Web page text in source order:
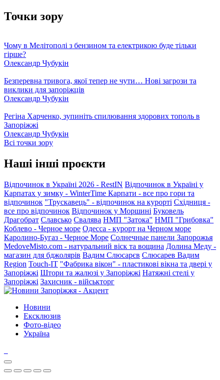
Точки зору
Чому в Мелітополі з бензином та електрикою буде тільки
гірше?
Олександр Чубукін
Безперевна тривога, якої тепер не чути… Нові загрози та
виклики для запоріжців
Олександр Чубукін
Регіна Харченко, зупиніть спилювання здорових тополь в
Запоріжжі
Олександр Чубукін
Всі точки зору
Наші інші проєкти
Відпочинок в Україні 2026 - RestIN Відпочинок в Україні у
Карпатах у зимку - WinterTime Карпати - все про гори та
відпочинок "Трускавець" - відпочинок на курорті Східниця -
все про відпочинок Відпочинок у Моршині Буковель
Драгобрат Славсько Свалява НМП "Затока" НМП "Грибовка"
Коблево - Черное море Одесса - курорт на Черном море
Каролино-Бугаз - Черное Море Солнечные панели Запорожья
MedoveMisto.com - натуральний віск та вощина Долина Меду -
магазин для бджолярів Вадим Слюсарєв Слюсарев Вадим
Region Touch-IT "Фабрика вікон" - пластикові вікна та двері у
Запоріжжі Штори та жалюзі у Запоріжжі Натяжні стелі у
Запоріжжі Захисник - військторг
Новини
Ексклюзив
Фото-відео
Україна